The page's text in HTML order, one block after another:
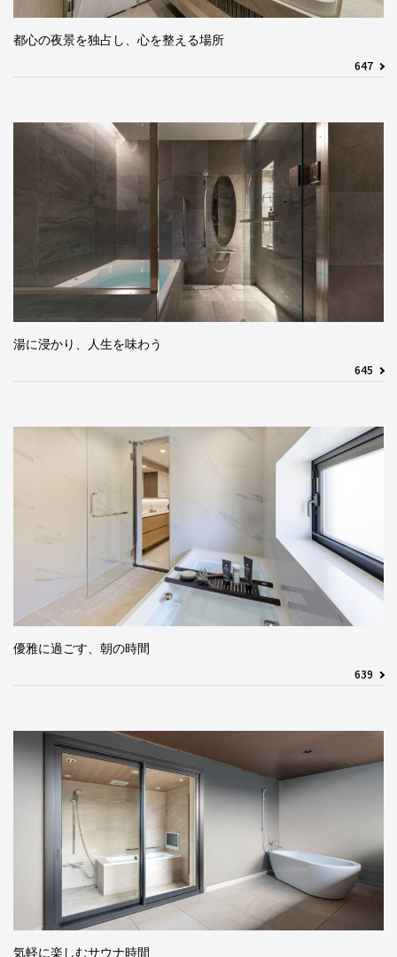
都心の夜景を独占し、心を整える場所
647
湯に浸かり、人生を味わう
645
優雅に過ごす、朝の時間
639
気軽に楽しむサウナ時間